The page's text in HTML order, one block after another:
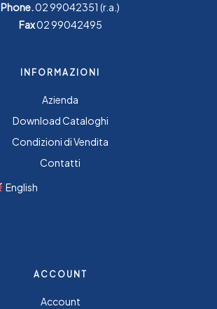
Phone.02 99042351 (r.a.)
Fax02 99042495
INFORMAZIONI
Azienda
Download Cataloghi
Condizioni di Vendita
Contatti
English
ACCOUNT
Account